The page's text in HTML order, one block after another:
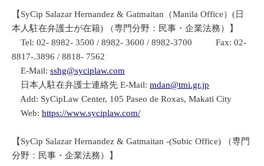
【SyCip Salazar Hernandez & Gatmaitan（Manila Office）(日
本人駐在弁護士が在籍) （専門分野：民事・企業法務）】
Tel: 02- 8982- 3500 / 8982- 3600 / 8982-3700 Fax: 02-
8817-.3896 / 8818- 7562
E-Mail: sshg@syciplaw.com
日本人駐在弁護士連絡先 E-Mail: mdan@tmi.gr.jp
Add: SyCipLaw Center, 105 Paseo de Roxas, Makati City
Web: https://www.syciplaw.com/
【SyCip Salazar Hernandez & Gatmaitan -(Subic Office) （専門
分野：民事・企業法務）】